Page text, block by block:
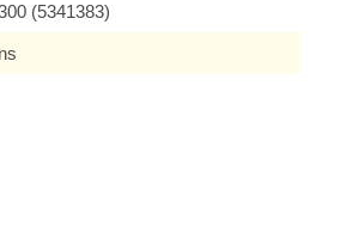
(5341383)